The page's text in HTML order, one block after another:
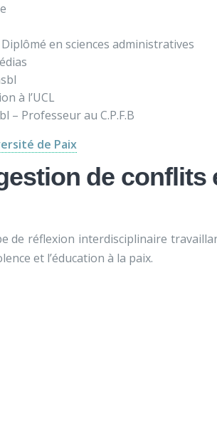
en sciences administratives
à l’UCL
– Professeur au C.P.F.B
de Paix
de conflits
de réflexion interdisciplinaire
et l’éducation à la paix.